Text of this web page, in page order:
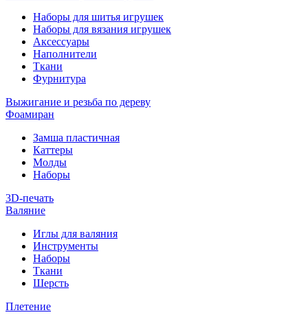
Наборы для шитья игрушек
Наборы для вязания игрушек
Аксессуары
Наполнители
Ткани
Фурнитура
Выжигание и резьба по дереву
Фоамиран
Замша пластичная
Каттеры
Молды
Наборы
3D-печать
Валяние
Иглы для валяния
Инструменты
Наборы
Ткани
Шерсть
Плетение